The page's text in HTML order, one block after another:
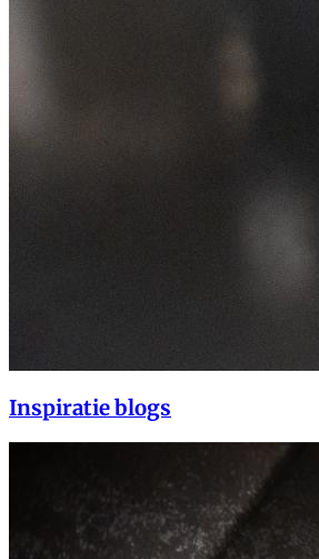
Inspiratie blogs